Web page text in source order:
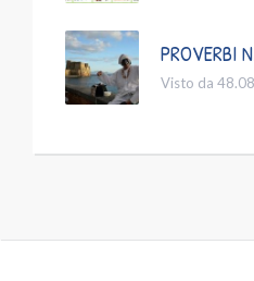
PROVERBI
Visto da